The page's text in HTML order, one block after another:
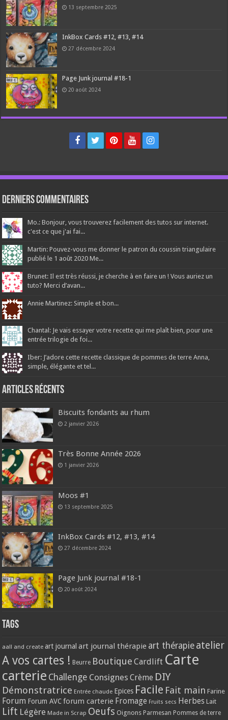
13 septembre 2025
InkBox Cards #12, #13, #14
27 décembre 2024
Page Junk journal #18-1
20 août 2024
Derniers Commentaires
Mo.: Bonjour, vous trouverez facilement des tutos sur internet.
c'est ce que j'ai fai...
Martin: Pouvez-vous me donner le patron du coussin triangulaire
publié le 1 août 2020 Me...
Brunet: Il est très réussi, je cherche à en faire un ! Vous auriez un
tuto? Merci d’avan...
Annie Martinez: Simple et bon...
Chantal: Je vais essayer votre recette qui me plaît bien, pour une
entrée trilogie de foi...
Iber: J’adore cette recette classique de pommes de terre Anna,
simple, élégante et tel...
Articles récents
Biscuits fondants au rhum
2 janvier 2026
Très Bonne Année 2026
1 janvier 2026
Moos #1
13 septembre 2025
InkBox Cards #12, #13, #14
27 décembre 2024
Page Junk journal #18-1
20 août 2024
Tags
aall and create art journal art journal thérapie art thérapie atelier
A vos cartes ! Beurre Boutique Cardlift Carte
carterie Challenge Consignes Crème DIY
Démonstratrice Entrée chaude Epices Facile Fait main Farine
Forum Forum AVC forum carterie Fromage Fruits secs Herbes Lait
Lift Légère Made in Scrap Oeufs Oignons Parmesan Pommes de terre